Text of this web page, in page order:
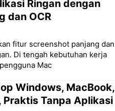
Ringan dengan
dan OCR
fitur screenshot panjang dan
Di tengah kebutuhan kerja
Mac
Windows, MacBook,
Praktis Tanpa Aplikasi